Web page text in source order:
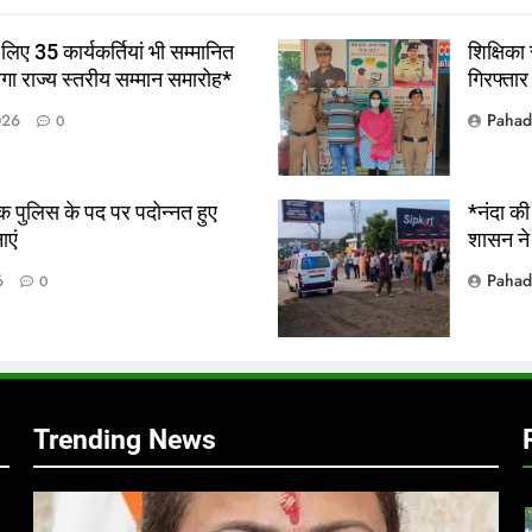
35 कार्यकर्तियां भी सम्मानित
राज्य स्तरीय सम्मान समारोह*
0
गिरफ्तार
पुलिस के पद पर पदोन्नत हुए
0
*नंदा
शासन ने
Trending News